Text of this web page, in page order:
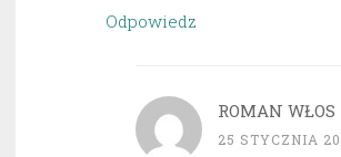
Odpowiedz
ROMAN WŁOS
25 STYCZNIA